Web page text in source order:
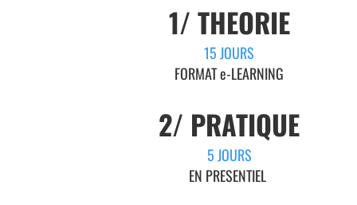
1/ THEORIE
15 JOURS
FORMAT e-LEARNING
2/ PRATIQUE
5 JOURS
EN PRESENTIEL